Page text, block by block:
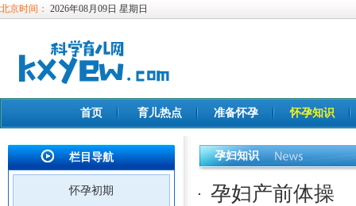
北京时间： 2026年08月09日 星期日
首页 育儿热点 准备怀孕 怀孕知识
栏目导航
怀孕初期
孕妇知识
孕妇产前体操